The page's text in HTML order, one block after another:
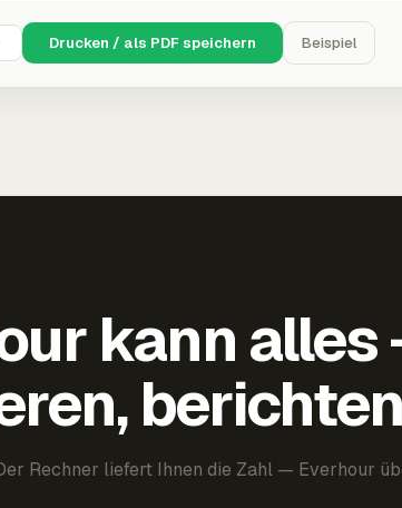
Drucken / als PDF speichern Beispiel
kann
Rechner liefert Ihnen die Zahl — Everhour